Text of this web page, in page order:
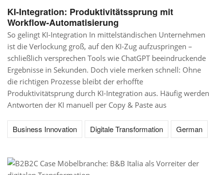
KI-Integration: Produktivitätssprung mit
Workflow-Automatisierung
So gelingt KI-Integration In mittelständischen Unternehmen
ist die Verlockung groß, auf den KI-Zug aufzuspringen –
schließlich versprechen Tools wie ChatGPT beeindruckende
Ergebnisse in Sekunden. Doch viele merken schnell: Ohne
die richtigen Prozesse bleibt der erhoffte
Produktivitätsprung durch KI-Integration aus. Häufig werden
Antworten der KI manuell per Copy & Paste aus
Business Innovation Digitale Transformation German